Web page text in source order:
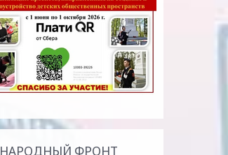
НАРОДНЫЙ ФРОНТ